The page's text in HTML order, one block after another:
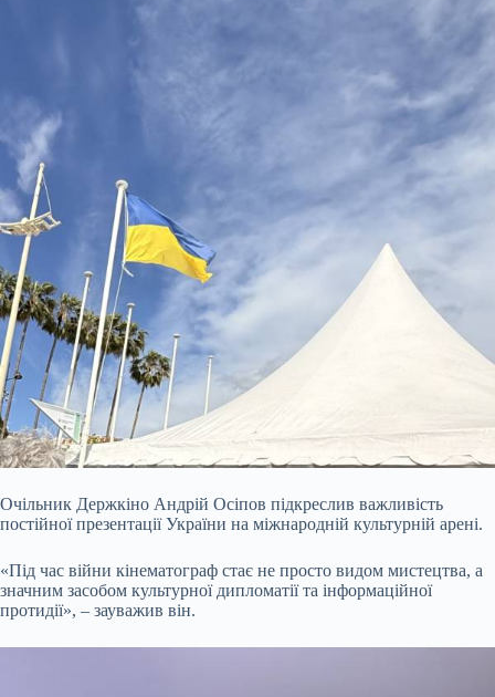
Очільник Держкіно Андрій Осіпов підкреслив важливість
постійної презентації України на міжнародній культурній арені.
«Під час війни кінематограф стає не просто видом мистецтва, а
значним засобом культурної дипломатії та інформаційної
протидії», – зауважив він.